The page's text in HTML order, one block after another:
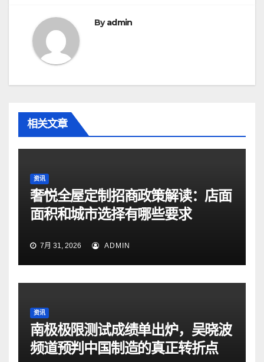
航
Byadmin
相关文章
资讯
奢悦全屋定制招商政策解读：店面
面积和城市选择有哪些要求
7月 31, 2026 ADMIN
资讯
南极极限测试成绩单出炉，吴晓波
频道预判中国制造的真正转折点